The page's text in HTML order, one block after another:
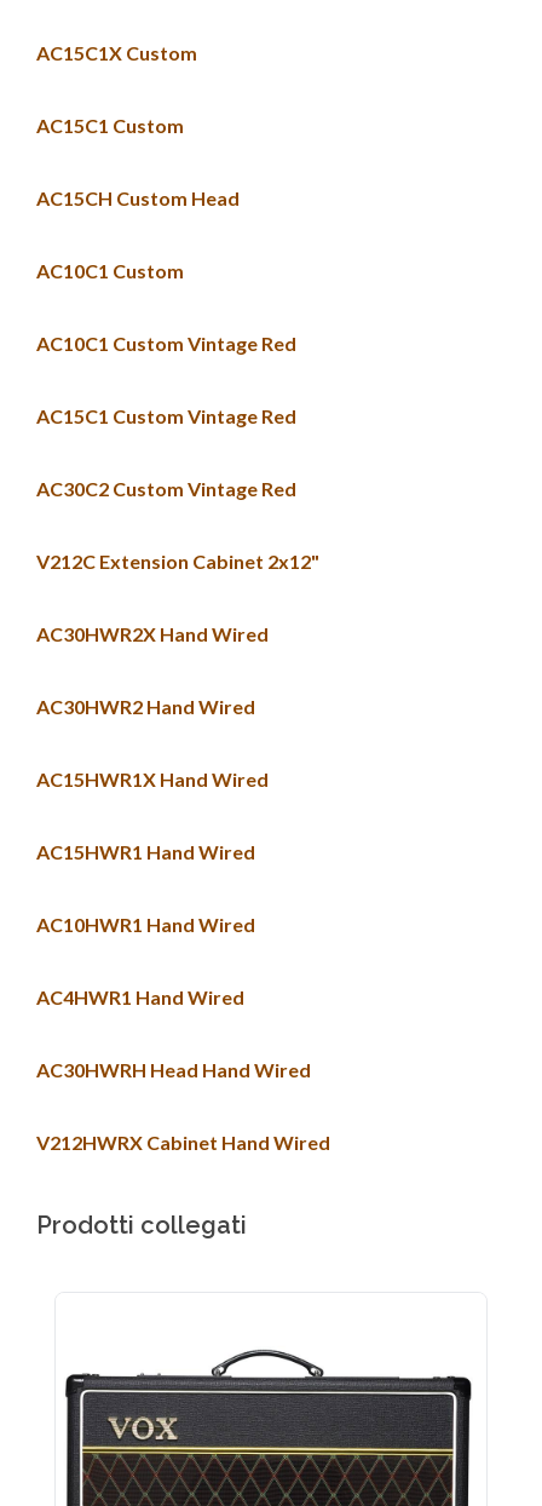
AC15C1X Custom
AC15C1 Custom
AC15CH Custom Head
AC10C1 Custom
AC10C1 Custom Vintage Red
AC15C1 Custom Vintage Red
AC30C2 Custom Vintage Red
V212C Extension Cabinet 2x12"
AC30HWR2X Hand Wired
AC30HWR2 Hand Wired
AC15HWR1X Hand Wired
AC15HWR1 Hand Wired
AC10HWR1 Hand Wired
AC4HWR1 Hand Wired
AC30HWRH Head Hand Wired
V212HWRX Cabinet Hand Wired
Prodotti collegati